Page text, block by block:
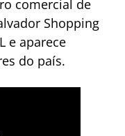
comercial de
Shopping
e aparece
do país.